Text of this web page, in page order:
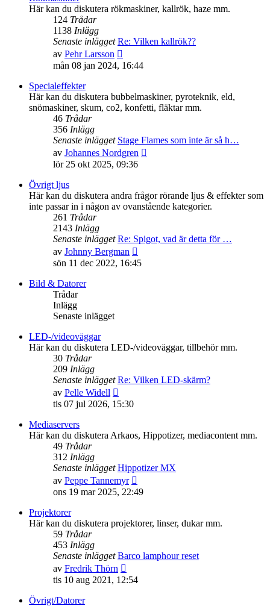
inlägget
Här kan du diskutera rökmaskiner, kallrök, haze mm.
124 Trådar
1138 Inlägg
Senaste inlägget Re: Vilken kallrök??
av Pehr Larsson
till
inlägget
mån 08 jan 2024, 16:44
Specialeffekter
Här kan du diskutera bubbelmaskiner, pyroteknik, eld,
snömaskiner, skum, co2, konfetti, fläktar mm.
46 Trådar
356 Inlägg
Senaste inlägget Stage Flames som inte är så h…
av Johannes Nordgren
inlägget
lör 25 okt 2025, 09:36
Övrigt ljus
Här kan du diskutera andra frågor rörande ljus & effekter som
inte passar in i någon av ovanstående kategorier.
261 Trådar
2143 Inlägg
Senaste inlägget Re: Spigot, vad är detta för …
av Johnny Bergman
till
sön 11 dec 2022, 16:45
Bild & Datorer
Trådar
Inlägg
Senaste inlägget
LED-/videoväggar
Här kan du diskutera LED-/videoväggar, tillbehör mm.
30 Trådar
209 Inlägg
Senaste inlägget Re: Vilken LED-skärm?
av Pelle Widell
till
inlägget
tis 07 jul 2026, 15:30
Mediaservers
Här kan du diskutera Arkaos, Hippotizer, mediacontent mm.
49 Trådar
312 Inlägg
Senaste inlägget Hippotizer MX
av Peppe Tannemyr
till
inlägget
ons 19 mar 2025, 22:49
Projektorer
Här kan du diskutera projektorer, linser, dukar mm.
59 Trådar
453 Inlägg
Senaste inlägget Barco lamphour reset
av Fredrik Thörn
till
tis 10 aug 2021, 12:54
Övrigt/Datorer